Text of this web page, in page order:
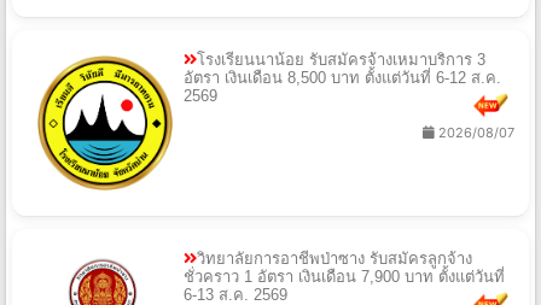
โรงเรียนนาน้อย รับสมัครจ้างเหมาบริการ 3
อัตรา เงินเดือน 8,500 บาท ตั้งแต่วันที่ 6-12 ส.ค.
2569
2026/08/07
วิทยาลัยการอาชีพป่าซาง รับสมัครลูกจ้าง
ชั่วคราว 1 อัตรา เงินเดือน 7,900 บาท ตั้งแต่วันที่
6-13 ส.ค. 2569